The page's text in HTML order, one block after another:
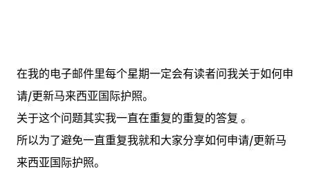
在我的电子邮件里每个星期一定会有读者问我关于如何申
请/更新马来西亚国际护照。
关于这个问题其实我一直在重复的重复的答复 。
所以为了避免一直重复我就和大家分享如何申请/更新马
来西亚国际护照。